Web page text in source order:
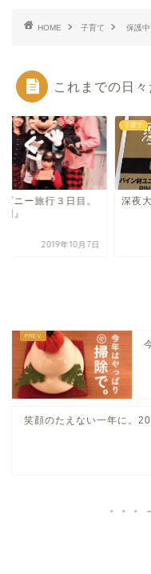
HOME 子育て 保護
これまでの日々
ズニー旅行３日目。
』
2019年10月7日
子育て
深夜大
笑顔のたえない一年に。